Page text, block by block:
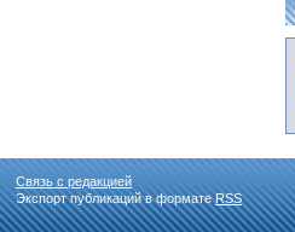
Связь с редакцией
Экспорт публикаций в форматеRSS